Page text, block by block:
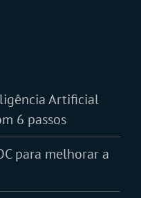
Artificial
6 passos
para melhorar a